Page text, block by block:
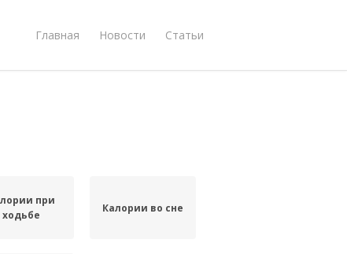
Главная Новости Статьи
при
ходьбе
Калории во сне